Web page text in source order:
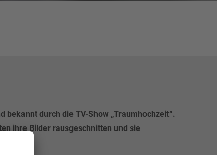
bekannt durch die TV-Show „Traumhochzeit“.
ihre Bilder rausgeschnitten und sie